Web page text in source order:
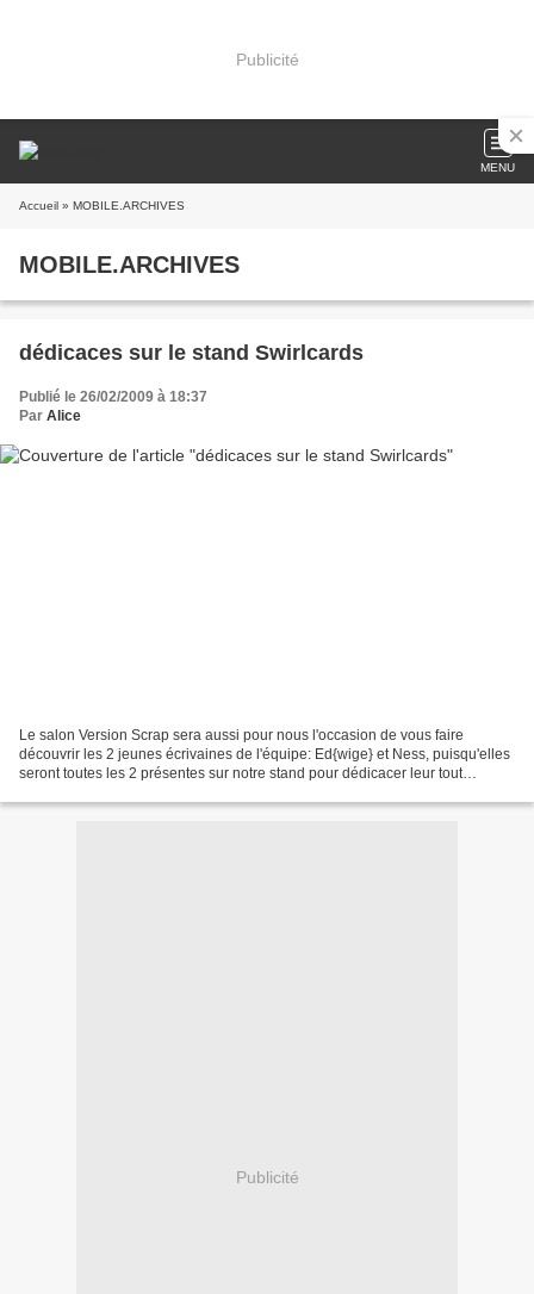
Publicité
MENU
Accueil » MOBILE.ARCHIVES
MOBILE.ARCHIVES
dédicaces sur le stand Swirlcards
Publié le 26/02/2009 à 18:37
Par Alice
Le salon Version Scrap sera aussi pour nous l'occasion de vous faire
découvrir les 2 jeunes écrivaines de l'équipe: Ed{wige} et Ness, puisqu'elles
seront toutes les 2 présentes sur notre stand pour dédicacer leur tout
Publicité